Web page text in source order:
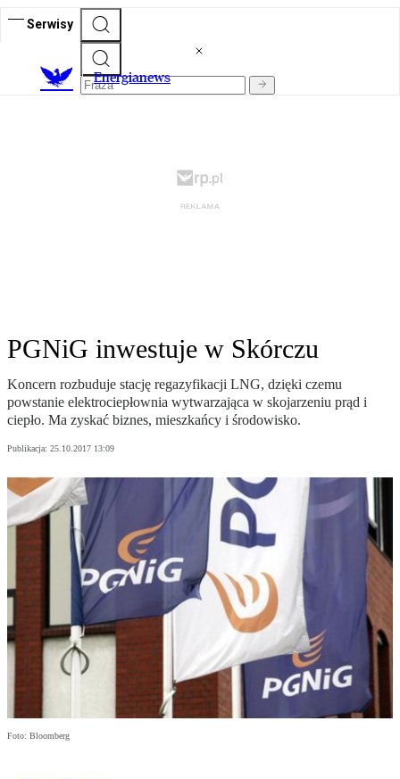
Serwisy
Energianews
PGNiG inwestuje w Skórczu
Koncern rozbuduje stację regazyfikacji LNG, dzięki czemu
powstanie elektrociepłownia wytwarzająca w skojarzeniu prąd i
ciepło. Ma zyskać biznes, mieszkańcy i środowisko.
Publikacja: 25.10.2017 13:09
Foto: Bloomberg